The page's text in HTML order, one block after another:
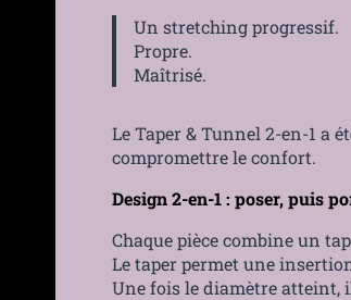
Un stretching progressif.
Propre.
Maîtrisé.
Le Taper & Tunnel 2-en-1 a
compromettre le confort.
Design 2-en-1 : poser, puis
Chaque pièce combine un
Le taper permet une
Une fois le diamètre atteint,